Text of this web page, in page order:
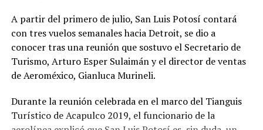
A partir del primero de julio, San Luis Potosí contará
con tres vuelos semanales hacia Detroit, se dio a
conocer tras una reunión que sostuvo el Secretario de
Turismo, Arturo Esper Sulaimán y el director de ventas
de Aeroméxico, Gianluca Murineli.
Durante la reunión celebrada en el marco del Tianguis
Turístico de Acapulco 2019, el funcionario de la